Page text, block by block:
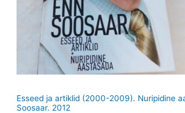
Esseed ja artiklid (2000-2009). Nuripidine
Soosaar. 2012